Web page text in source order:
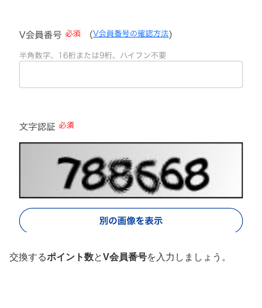
交換するポイント数とV会員番号を入力しましょう。